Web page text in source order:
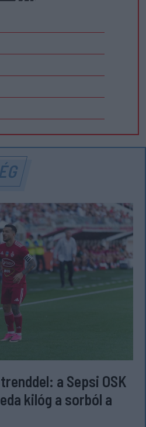
a Sepsi OSK
kilóg a sorból a